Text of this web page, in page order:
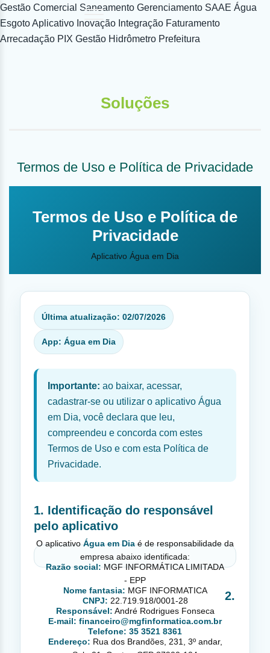
Gestão Comercial Saneamento Gerenciamento SAAE Água
Esgoto Aplicativo Inovação Integração Faturamento
Arrecadação PIX Gestão Hidrômetro Prefeitura
Soluções
Termos de Uso e Política de Privacidade
Termos de Uso e Política de
Privacidade
Aplicativo Água em Dia
Última atualização: 02/07/2026
App: Água em Dia
Importante: ao baixar, acessar,
cadastrar-se ou utilizar o aplicativo Água
em Dia, você declara que leu,
compreendeu e concorda com estes
Termos de Uso e com esta Política de
Privacidade.
1. Identificação do responsável
pelo aplicativo
O aplicativoÁgua em Diaé de responsabilidade da
empresa abaixo identificada:
Razão social:MGF INFORMÁTICA LIMITADA
- EPP
Nome fantasia: MGF INFORMATICA
CNPJ: 22.719.918/0001-28
Responsável: André Rodrigues Fonseca
E-mail: financeiro@mgfinformatica.com.br
Telefone: 35 3521 8361
Endereço: Rua dos Brandões, 231, 3º andar,
2.